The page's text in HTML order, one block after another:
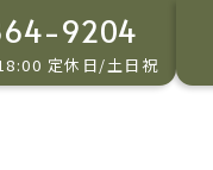
9204
定休日/土日祝